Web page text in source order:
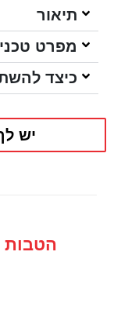
תיאור
מפרט טכני
כיצד
יש
הטבות